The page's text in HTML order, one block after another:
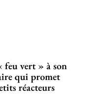
feu vert » à son
qui promet
réacteurs